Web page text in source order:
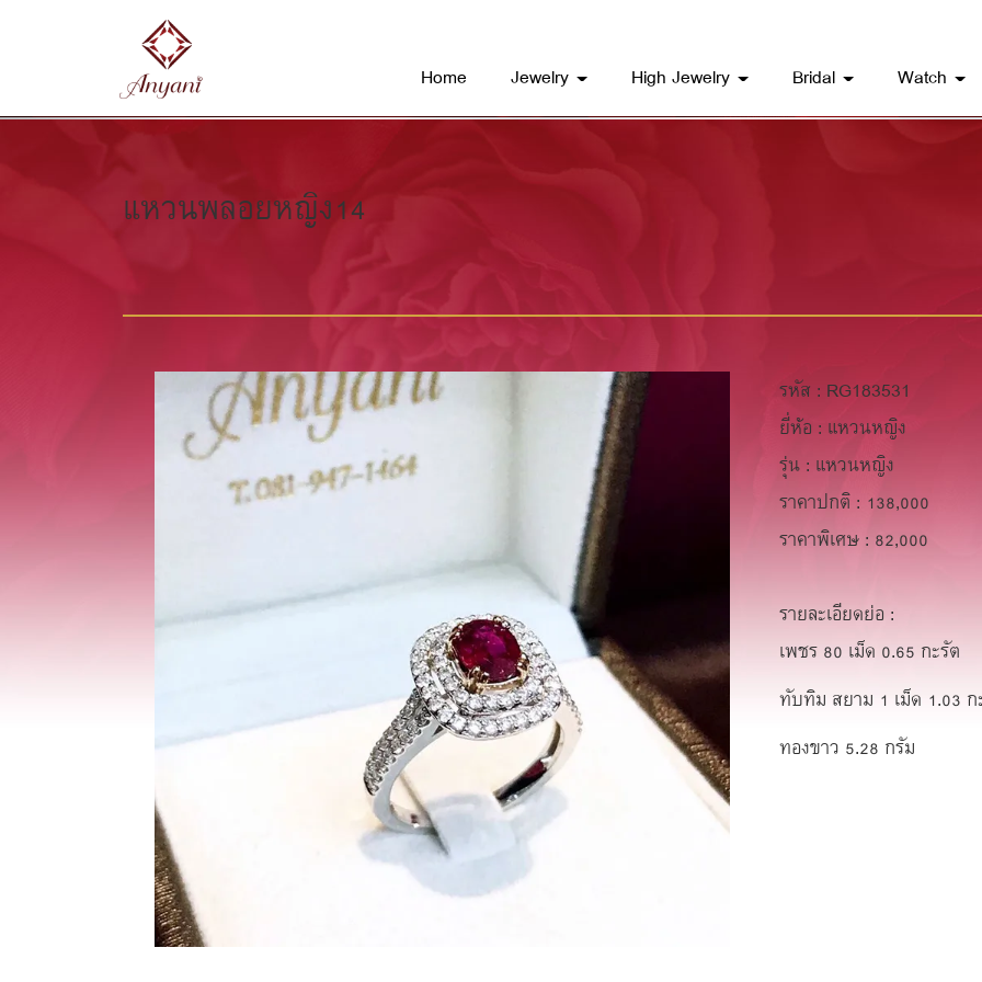
Home Jewelry High Jewelry Bridal Watch
แหวนพลอยหญิง14
รหัส : RG183531
ยี่ห้อ : แหวนหญิง
รุ่น : แหวนหญิง
ราคาปกติ : 138,000
ราคาพิเศษ : 82,000
รายละเอียดย่อ :
เพชร 80 เม็ด 0.65 กะรัต
ทับทิม สยาม 1 เม็ด 1.03 ก
ทองขาว 5.28 กรัม